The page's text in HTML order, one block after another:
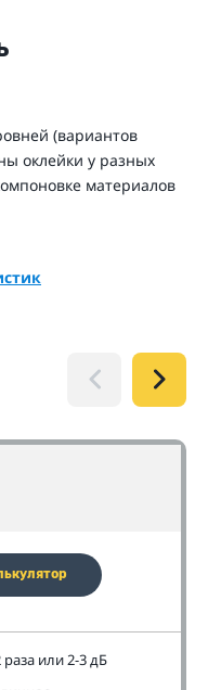
(вариантов
оклейки у разных
материалов
раза или 2-3 дБ